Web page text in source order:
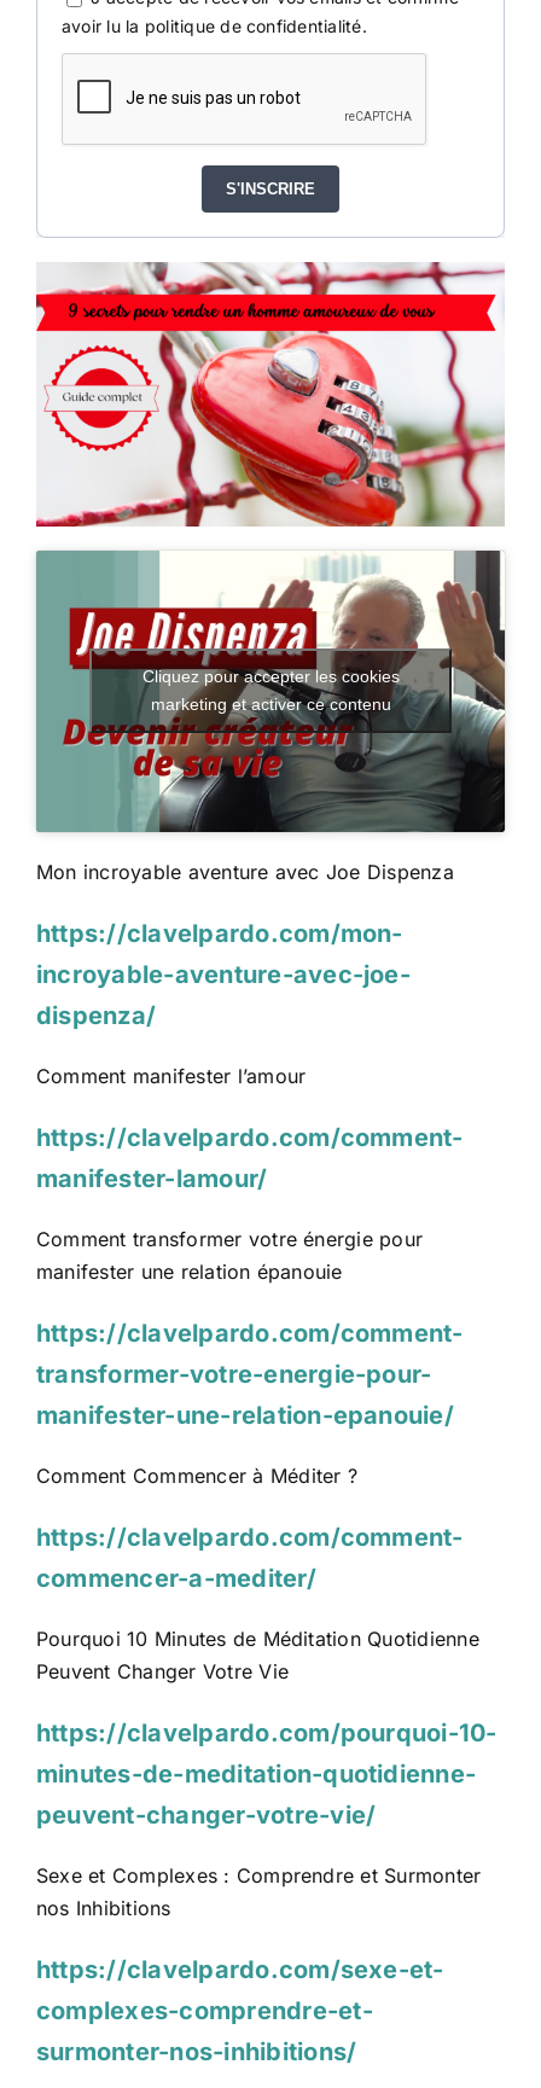
avoir lu la politique de confidentialité.
S'INSCRIRE
Cliquez pour accepter les cookies
marketing et activer ce contenu
Mon incroyable aventure avec Joe Dispenza
https://clavelpardo.com/mon-
incroyable-aventure-avec-joe-
dispenza/
Comment manifester l’amour
https://clavelpardo.com/comment-
manifester-lamour/
Comment transformer votre énergie pour
manifester une relation épanouie
https://clavelpardo.com/comment-
transformer-votre-energie-pour-
manifester-une-relation-epanouie/
Comment Commencer à Méditer ?
https://clavelpardo.com/comment-
commencer-a-mediter/
Pourquoi 10 Minutes de Méditation Quotidienne
Peuvent Changer Votre Vie
https://clavelpardo.com/pourquoi-10-
minutes-de-meditation-quotidienne-
peuvent-changer-votre-vie/
Sexe et Complexes : Comprendre et Surmonter
nos Inhibitions
https://clavelpardo.com/sexe-et-
complexes-comprendre-et-
surmonter-nos-inhibitions/